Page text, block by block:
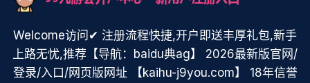
Welcome访问✔ 注册流程快捷,开户即送丰厚礼包,新手
上路无忧,推荐【导航：baidu典ag】 2026最新版官网/
登录/入口/网页版网址 【kaihu-j9you.com】 18年信誉